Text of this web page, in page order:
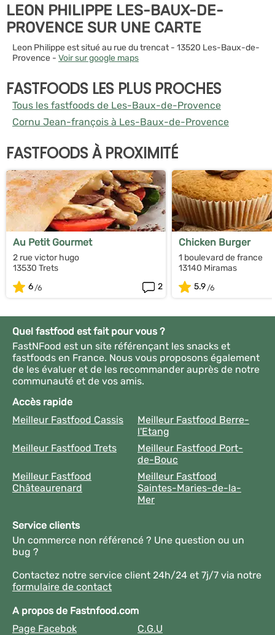
LEON PHILIPPE LES-BAUX-DE-
PROVENCE SUR UNE CARTE
Leon Philippe est situé au rue du trencat - 13520 Les-Baux-de-
Provence - Voir sur google maps
FASTFOODS LES PLUS PROCHES
Tous les fastfoods de Les-Baux-de-Provence
Cornu Jean-françois à Les-Baux-de-Provence
FASTFOODS À PROXIMITÉ
Au Petit Gourmet
2 rue victor hugo
13530 Trets
6
2
Chicken Burger
1 boulevard de france
13140 Miramas
5.9
Quel fastfood est fait pour vous ?
FastNFood est un site référençant les snacks et
fastfoods en France. Nous vous proposons également
de les évaluer et de les recommander auprès de notre
communauté et de vos amis.
Accès rapide
Meilleur Fastfood Cassis
Meilleur Fastfood Berre-
l'Etang
Meilleur Fastfood Trets
Meilleur Fastfood Port-
de-Bouc
Meilleur Fastfood
Châteaurenard
Meilleur Fastfood
Saintes-Maries-de-la-
Mer
Service clients
Un commerce non référencé ? Une question ou un
bug ?
Contactez notre service client 24h/24 et 7j/7 via notre
formulaire de contact
A propos de Fastnfood.com
Page Facebok
C.G.U